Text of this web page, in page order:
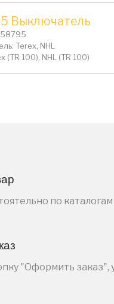
Выключатель
Terex, NHL
(TR 100), NHL (TR 100)
по
"Оформить заказ",